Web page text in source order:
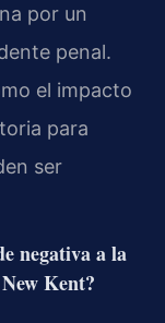
por un
penal.
el impacto
para
ser
negativa a la
Kent?